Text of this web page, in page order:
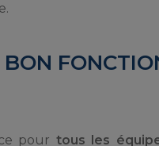
pour tous les